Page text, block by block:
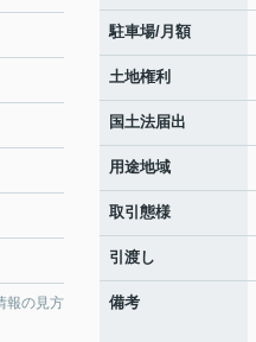
報の見方
駐車場/月額
土地権利
国土法届出
用途地域
取引態様
引渡し
備考